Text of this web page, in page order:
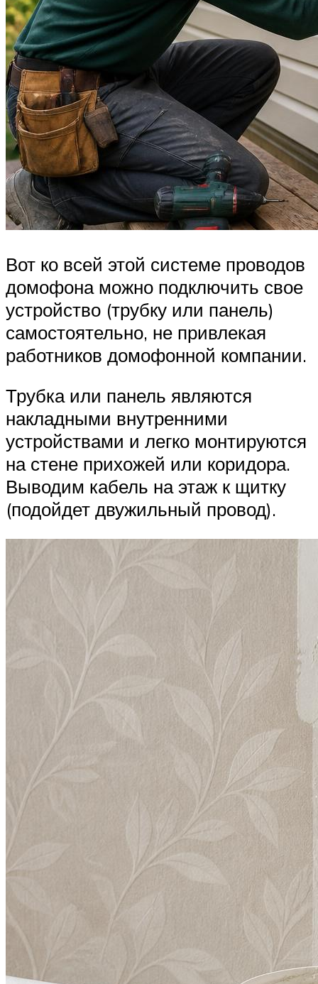
Вот ко всей этой системе проводов
домофона можно подключить свое
устройство (трубку или панель)
самостоятельно, не привлекая
работников домофонной компании.
Трубка или панель являются
накладными внутренними
устройствами и легко монтируются
на стене прихожей или коридора.
Выводим кабель на этаж к щитку
(подойдет двужильный провод).